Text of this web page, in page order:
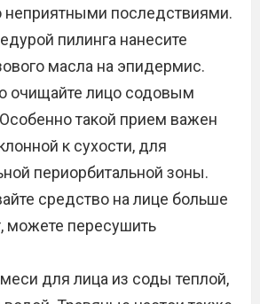
неприятными последствиями.
пилинга нанесите
масла на эпидермис.
очищайте лицо содовым
такой прием важен
к сухости, для
периорбитальной зоны.
средство на лице больше
можете пересушить
для лица из соды теплой,